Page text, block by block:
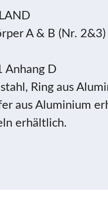
A & B (Nr. 2&3)
Anhang D
Ring aus
aus Aluminium
erhältlich.